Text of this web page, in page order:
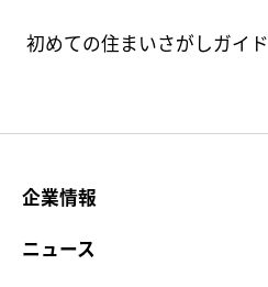
初めての住まいさがしガイド
企業情報
ニュース